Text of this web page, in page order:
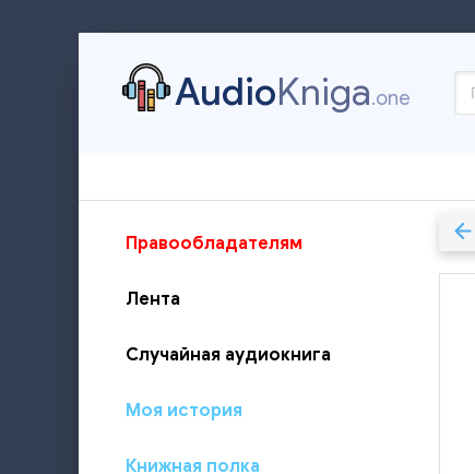
AudioKniga.one
Правообладателям
Лента
Случайная аудиокнига
Моя история
Книжная полка